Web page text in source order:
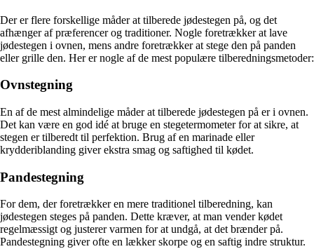
Der er flere forskellige måder at tilberede jødestegen på, og det
afhænger af præferencer og traditioner. Nogle foretrækker at lave
jødestegen i ovnen, mens andre foretrækker at stege den på panden
eller grille den. Her er nogle af de mest populære tilberedningsmetoder:
Ovnstegning
En af de mest almindelige måder at tilberede jødestegen på er i ovnen.
Det kan være en god idé at bruge en stegetermometer for at sikre, at
stegen er tilberedt til perfektion. Brug af en marinade eller
krydderiblanding giver ekstra smag og saftighed til kødet.
Pandestegning
For dem, der foretrækker en mere traditionel tilberedning, kan
jødestegen steges på panden. Dette kræver, at man vender kødet
regelmæssigt og justerer varmen for at undgå, at det brænder på.
Pandestegning giver ofte en lækker skorpe og en saftig indre struktur.